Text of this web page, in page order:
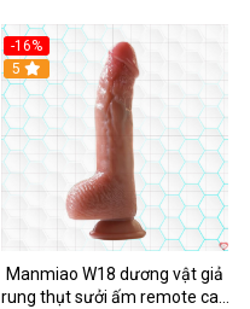
-16%
Hot
5
Manmiao W18 dương vật giả
rung thụt sưởi ấm remote cao